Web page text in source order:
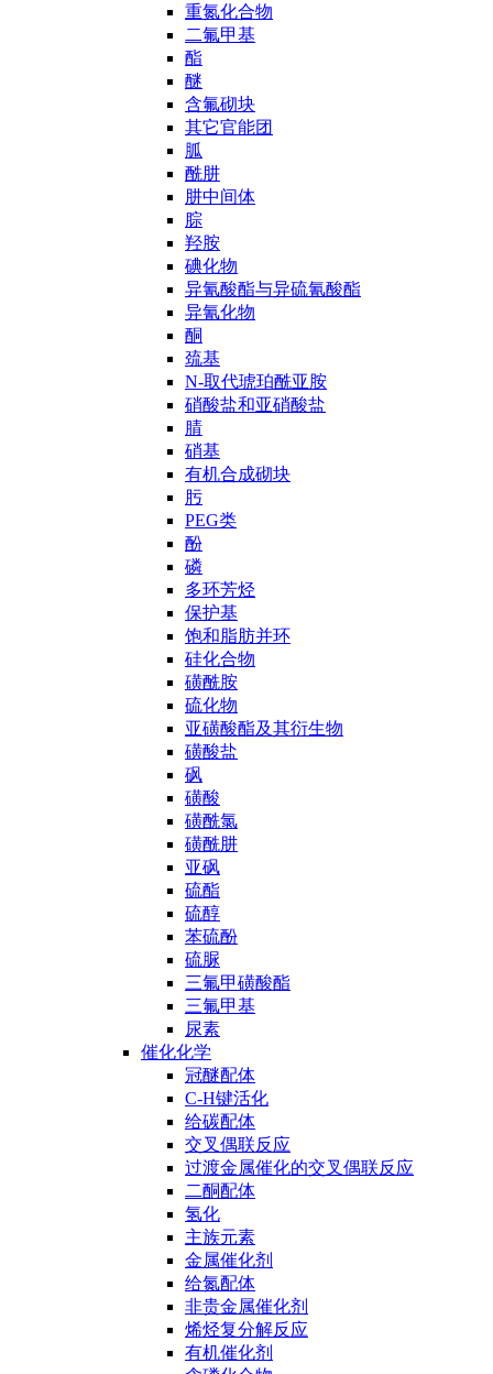
重氮化合物
二氟甲基
酯
醚
含氟砌块
其它官能团
胍
酰肼
肼中间体
腙
羟胺
碘化物
异氰酸酯与异硫氰酸酯
异氰化物
酮
巯基
N-取代琥珀酰亚胺
硝酸盐和亚硝酸盐
腈
硝基
有机合成砌块
肟
PEG类
酚
磷
多环芳烃
保护基
饱和脂肪并环
硅化合物
磺酰胺
硫化物
亚磺酸酯及其衍生物
磺酸盐
砜
磺酸
磺酰氯
磺酰肼
亚砜
硫酯
硫醇
苯硫酚
硫脲
三氟甲磺酸酯
三氟甲基
尿素
催化化学
冠醚配体
C-H键活化
给碳配体
交叉偶联反应
过渡金属催化的交叉偶联反应
二酮配体
氢化
主族元素
金属催化剂
给氮配体
非贵金属催化剂
烯烃复分解反应
有机催化剂